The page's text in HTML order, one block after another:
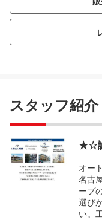
スタッフ紹介
★☆
オー
名古
ープ
選び
い。